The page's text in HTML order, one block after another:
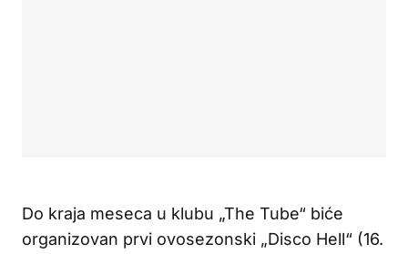
Do kraja meseca u klubu „The Tube“ biće
organizovan prvi ovosezonski „Disco Hell“ (16.